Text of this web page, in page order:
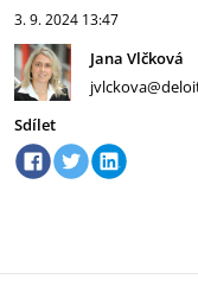
3. 9. 2024 13:47
Jana Vlčková
Sdílet